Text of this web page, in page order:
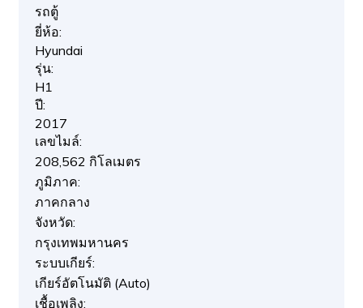
รถตู้
ยี่ห้อ:
Hyundai
รุ่น:
H1
ปี:
2017
เลขไมล์:
208,562 กิโลเมตร
ภูมิภาค:
ภาคกลาง
จังหวัด:
กรุงเทพมหานคร
ระบบเกียร์:
เกียร์อัตโนมัติ (Auto)
เชื้อเพลิง: